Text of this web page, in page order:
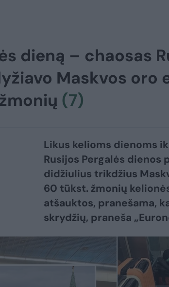
dieną – chaosas
Maskvos oro
(7)
Likus kelioms dienoms
Rusijos Pergalės dienos
didžiulius trikdžius
60 tūkst. žmonių
atšauktos, pranešama,
skrydžių, praneša